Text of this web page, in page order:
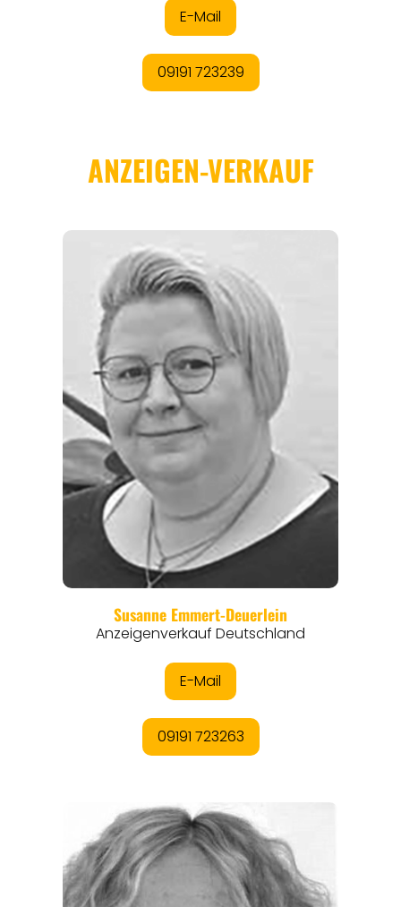
ORTE
EVENTS
REISEFÜHRER
REISEMAGAZINE
THEMEN